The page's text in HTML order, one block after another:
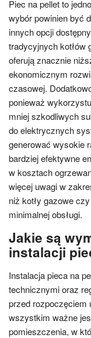
Piec na pellet to
wybór powinien być
innych opcji
tradycyjnych kotłów
oferują znacznie
ekonomicznym
czasowej.
ponieważ
mniej szkodliwych
do elektrycznych
generować wysokie
bardziej efektywne
w kosztach
więcej uwagi w
niż kotły gazowe
minimalnej obsługi.
Jakie są
instalacji
Instalacja pieca na
technicznymi oraz
przed rozpoczęciem
wszystkim ważne
pomieszczenia, w